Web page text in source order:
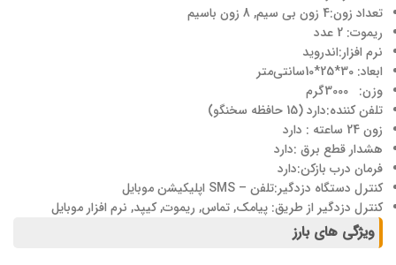
تعداد زون:4 زون بی سیم, 8 زون باسیم
ریموت: 2 عدد
نرم افزار:اندروید
ابعاد: 30*25*10سانتی‌متر
وزن: 3000گرم
تلفن کننده:دارد (15 حافظه سخنگو)
زون 24 ساعته : دارد
هشدار قطع برق :دارد
فرمان درب بازکن:دارد
کنترل دستگاه دزدگیر:تلفن – SMS اپلیکیشن موبایل
کنترل دزدگیر از طریق: پیامک, تماس, ریموت, کیپد, نرم افزار موبایل
ویژگی های بارز